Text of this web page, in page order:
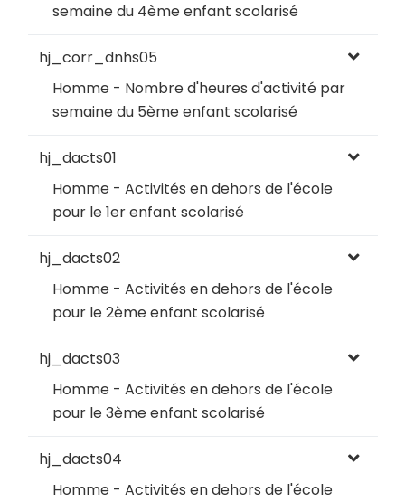
semaine du 4ème enfant scolarisé
hj_corr_dnhs05
Homme - Nombre d'heures d'activité par
semaine du 5ème enfant scolarisé
hj_dacts01
Homme - Activités en dehors de l'école
pour le 1er enfant scolarisé
hj_dacts02
Homme - Activités en dehors de l'école
pour le 2ème enfant scolarisé
hj_dacts03
Homme - Activités en dehors de l'école
pour le 3ème enfant scolarisé
hj_dacts04
Homme - Activités en dehors de l'école